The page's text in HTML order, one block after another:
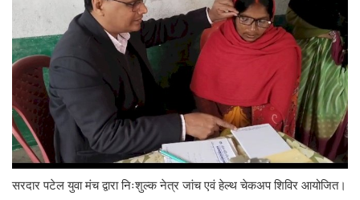
सरदार पटेल युवा मंच द्वारा निःशुल्क नेत्र जांच एवं हेल्थ चेकअप शिविर आयोजित।